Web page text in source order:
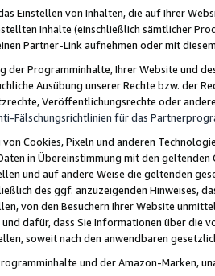
Einstellen von Inhalten, die auf Ihrer
Inhalte (einschließlich sämtlicher
Partner-Link aufnehmen oder mit
der Programminhalte, Ihrer Website und
Ausübung unserer Rechte bzw. der
Veröffentlichungsrechte oder
Fälschungsrichtlinien für das
Cookies, Pixeln und anderen
in Übereinstimmung mit den
und auf andere Weise die geltenden
des ggf. anzuzeigenden Hinweises,
von den Besuchern Ihrer Website
dafür, dass Sie Informationen über die
soweit nach den anwendbaren
und der Amazon-Marken,